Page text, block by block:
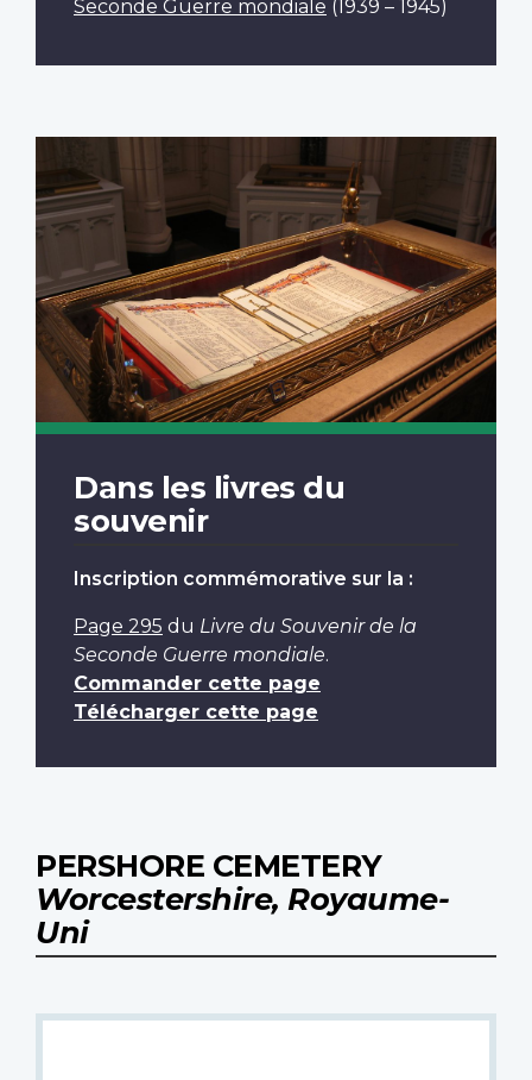
Seconde Guerre mondiale (1939 – 1945)
Dans les livres du
souvenir
Inscription commémorative sur la :
Page 295 du Livre du Souvenir de la
Seconde Guerre mondiale.
Commander cette page
Télécharger cette page
PERSHORE CEMETERY
Worcestershire, Royaume-
Uni